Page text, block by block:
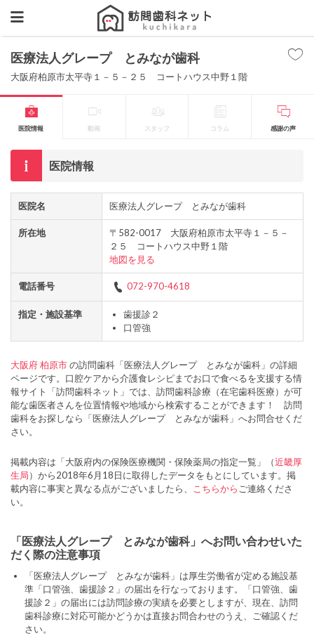
医療法人グレープ とみなが歯科
大阪府柏原市太平寺１－５－２５ コートハウス中野１階
医院情報 動画 スタッフ コラム 感謝の声
医院情報
医院名 医療法人グレープ とみなが歯科
所在地
〒582-0017 大阪府柏原市太平寺１－５－
２５ コートハウス中野１階
地図を見る
電話番号 072-970-4618
指定・施設基準
歯援診２
口管強
大阪府柏原市の訪問歯科「医療法人グレープ とみなが歯科」の詳細
ページです。口腔ケアから介護食レシピまでお口で食べるを支援する情
報サイト「訪問歯科ネット」では、訪問歯科診療（在宅歯科医療）が可
能な歯医者さんを位置情報や地域から検索することができます！ 訪問
歯科をお探しなら「医療法人グレープ とみなが歯科」へお問合せくだ
さい。
掲載内容は「大阪府内の保険医療機関・保険薬局の指定一覧」（近畿厚
生局）から2018年6月18日に取得したデータをもとにしています。掲
載内容に事実と異なる点がございましたら、
こちらから ご連絡くださ
い。
「医療法人グレープ とみなが歯科」へお問い合わせいた
だく際の注意事項
「医療法人グレープ とみなが歯科」は厚生労働省が定める施設基
準「口管強、歯援診２」の届出を行なっております。「口管強、歯
援診２」の届出には訪問診療の実績を必要としますが、現在、訪問
歯科診療に対応可能かどうかは直接お問合わせのうえ、ご確認くだ
さい。